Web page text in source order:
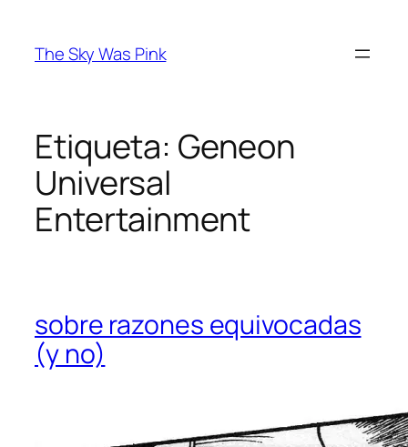
contenido
The Sky Was Pink
Etiqueta: Geneon
Universal
Entertainment
sobre razones equivocadas
(y no)